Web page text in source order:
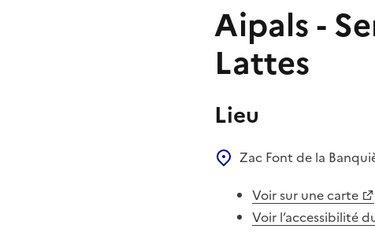
Aipals -
Lattes
Lieu
Zac Font de la
Voir sur une carte
Voir l’accessibilité